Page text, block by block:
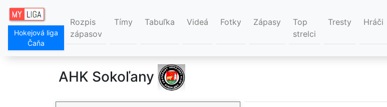
Hokejová liga
Čaňa
Rozpis
zápasov
Tímy Tabuľka Videá Fotky Zápasy
Top
strelci
Tresty Hráči
AHK Sokoľany